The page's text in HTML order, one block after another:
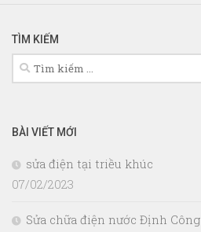
TÌM KIẾM
Tìm
kiếm
BÀI VIẾT MỚI
sửa điện tại triều khúc
07/02/2023
Sửa chữa điện nước Định Công